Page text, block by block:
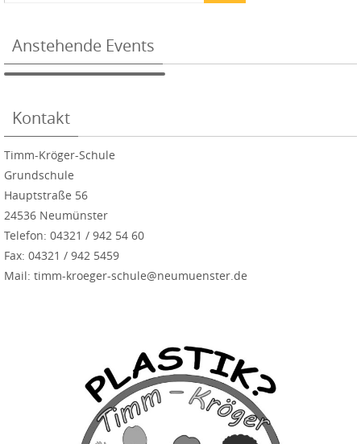
Anstehende Events
Kontakt
Timm-Kröger-Schule
Grundschule
Hauptstraße 56
24536 Neumünster
Telefon: 04321 / 942 54 60
Fax: 04321 / 942 5459
Mail: timm-kroeger-schule@neumuenster.de